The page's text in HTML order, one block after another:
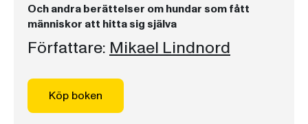
Och andra berättelser om hundar som fått
människor att hitta sig själva
Författare: Mikael Lindnord
Köp boken